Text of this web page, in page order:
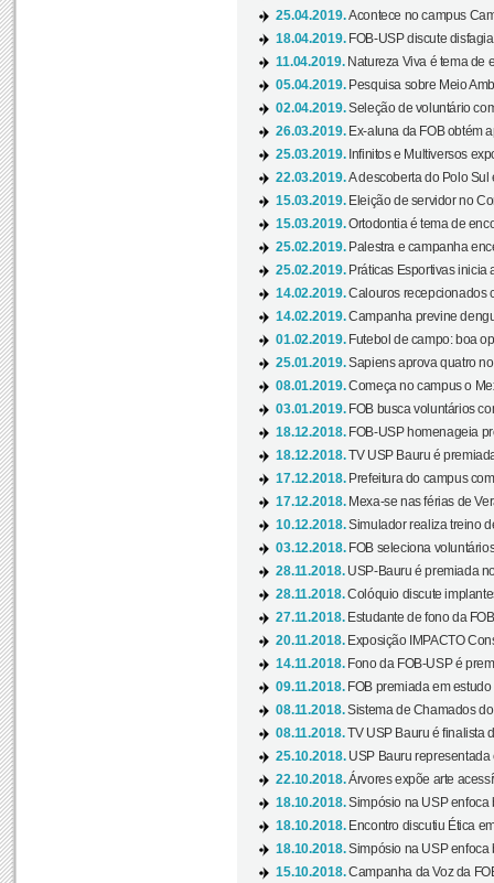
25.04.2019.Acontece no campus
18.04.2019. FOB-USP discute
11.04.2019. Natureza Viva é tema de
05.04.2019. Pesquisa sobre Meio
02.04.2019.Seleção de voluntário
26.03.2019. Ex-aluna da FOB obtém
25.03.2019. Infinitos e Multiversos
22.03.2019.A descoberta do Polo Sul
15.03.2019. Eleição de servidor no
15.03.2019.Ortodontia é tema de
25.02.2019. Palestra e campanha
25.02.2019. Práticas Esportivas inicia
14.02.2019.Calouros recepcionados
14.02.2019.Campanha previne
01.02.2019. Futebol de campo: boa
25.01.2019.Sapiens aprova quatro
08.01.2019.Começa no campus o
03.01.2019. FOB busca voluntários
18.12.2018. FOB-USP homenageia
18.12.2018.TV USP Bauru é
17.12.2018. Prefeitura do campus
17.12.2018. Mexa-se nas férias de
10.12.2018.Simulador realiza treino
03.12.2018. FOB seleciona
28.11.2018. USP-Bauru é premiada
28.11.2018.Colóquio discute
27.11.2018. Estudante de fono da
20.11.2018. Exposição IMPACTO
14.11.2018. Fono da FOB-USP é
09.11.2018. FOB premiada em estudo
08.11.2018.Sistema de Chamados
08.11.2018.TV USP Bauru é finalista
25.10.2018. USP Bauru representada
22.10.2018.Árvores expõe arte
18.10.2018.Simpósio na USP enfoca
18.10.2018. Encontro discutiu Ética
18.10.2018.Simpósio na USP enfoca
15.10.2018.Campanha da Voz da